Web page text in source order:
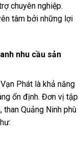
chuyên nghiệp.
tâm bởi những lợi
nhu cầu sản
Phát là khả năng
ổn định. Đơn vị tập
Quảng Ninh phù